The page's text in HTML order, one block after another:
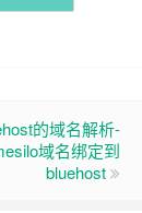
的域名解析-
域名绑定到
bluehost